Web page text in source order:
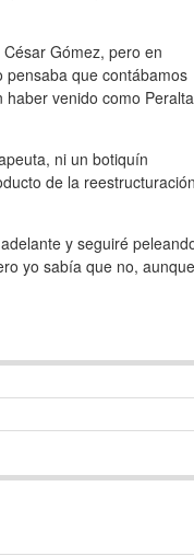
Gómez, pero en
pensaba que contábamos
haber venido como Peralta
ni un botiquín
de la reestructuración
y seguiré
yo sabía que no, aunque